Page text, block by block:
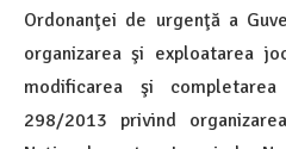
Ordonanţei de urgenţă a
organizarea şi exploatarea
modificarea şi
298/2013 privind